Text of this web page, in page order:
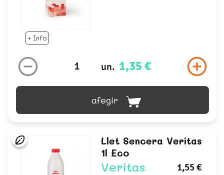
+ Info
un. 1,35 €
afegir
Llet Sencera Veritas
1l Eco
Veritas 1,55 €